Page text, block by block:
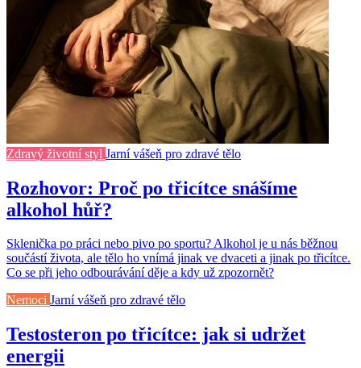
Zdravý životní styl Jarní vášeň pro zdravé tělo
Rozhovor: Proč po třicítce snášíme
alkohol hůř?
Sklenička po práci nebo pivo po sportu? Alkohol je u nás běžnou
součástí života, ale tělo ho vnímá jinak ve dvaceti a jinak po třicítce.
Co se při jeho odbourávání děje a kdy už zpozornět?
Nemoci Jarní vášeň pro zdravé tělo
Testosteron po třicítce: jak si udržet
energii